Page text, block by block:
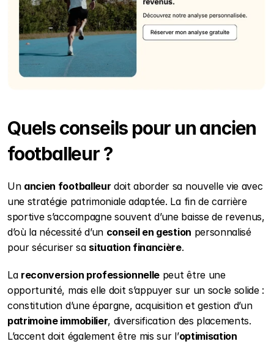
Quels conseils pour un ancien
footballeur ?
Un ancien footballeur doit aborder sa nouvelle vie avec
une stratégie patrimoniale adaptée. La fin de carrière
sportive s’accompagne souvent d’une baisse de revenus,
d’où la nécessité d’un conseil en gestion personnalisé
pour sécuriser sa situation financière.
La reconversion professionnelle peut être une
opportunité, mais elle doit s’appuyer sur un socle solide :
constitution d’une épargne, acquisition et gestion d’un
patrimoine immobilier, diversification des placements.
L’accent doit également être mis sur l’optimisation